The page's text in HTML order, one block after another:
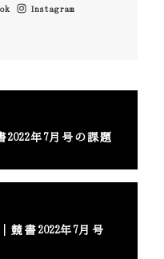
Instagram
年7月号の課題
競書2022年7月号